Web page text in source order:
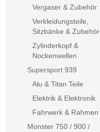
Vergaser & Zubehör
Verkleidungsteile,
Sitzbänke & Zubehör
Zylinderkopf &
Nockenwellen
Supersport 939
Alu & Titan Teile
Elektrik & Elektronik
Fahrwerk & Rahmen
Monster 750 / 900 /